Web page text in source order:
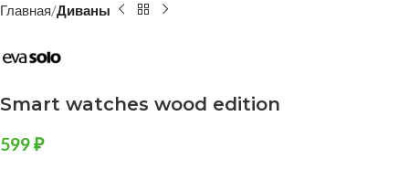
Главная Диваны
Smart watches wood edition
599₽